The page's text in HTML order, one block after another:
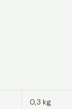
0,3 kg